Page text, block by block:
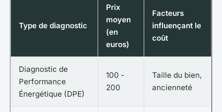
Type de diagnostic
Prix
moyen
(en
euros)
Facteurs
influençant le
coût
Diagnostic de
Performance
Énergétique (DPE)
100 -
200
Taille du bien,
ancienneté